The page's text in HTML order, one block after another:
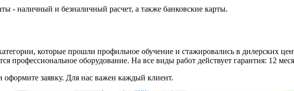
- наличный и безналичный расчет, а также банковские карты.
которые прошли профильное обучение и стажировались в дилерских
профессиональное оборудование. На все виды работ действует гарантия: 12
заявку. Для нас важен каждый клиент.